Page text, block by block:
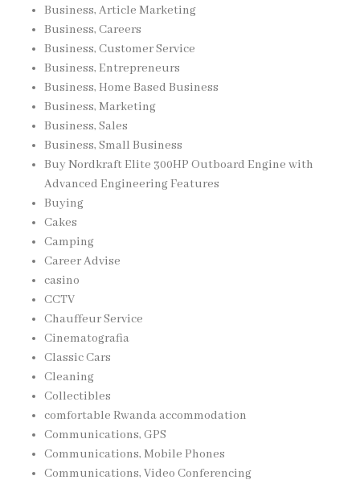
Business, Article Marketing
Business, Careers
Business, Customer Service
Business, Entrepreneurs
Business, Home Based Business
Business, Marketing
Business, Sales
Business, Small Business
Buy Nordkraft Elite 300HP Outboard Engine with
Advanced Engineering Features
Buying
Cakes
Camping
Career Advise
casino
CCTV
Chauffeur Service
Cinematografia
Classic Cars
Cleaning
Collectibles
comfortable Rwanda accommodation
Communications, GPS
Communications, Mobile Phones
Communications, Video Conferencing